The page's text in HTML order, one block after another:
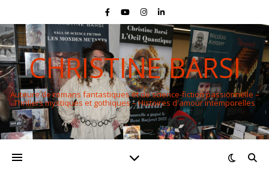
CHRISTINE BARSI
Auteure de romans fantastiques et de science-fiction passionnelle –
Thrillers mystiques et gothiques – Histoires d'amour intemporelles